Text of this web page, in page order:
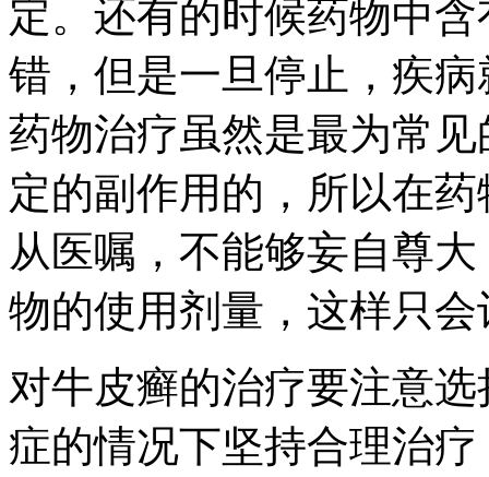
定。还有的时候药物中
错，但是一旦停止，疾
药物治疗虽然是最为常
定的副作用的，所以在
从医嘱，不能够妄自尊
物的使用剂量，这样只
对牛皮癣的治疗要注意
症的情况下坚持合理治